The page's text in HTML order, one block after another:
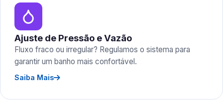
Ajuste de Pressão e Vazão
Fluxo fraco ou irregular? Regulamos o sistema para
garantir um banho mais confortável.
Saiba Mais